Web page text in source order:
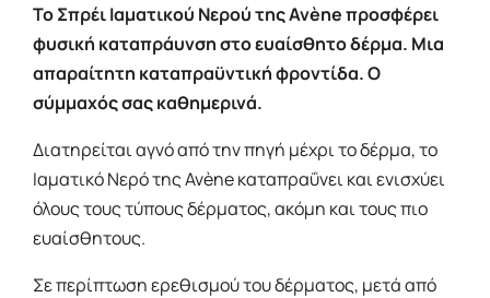
Το Σπρέι Ιαματικού Νερού της Avène προσφέρει
φυσική καταπράυνση στο ευαίσθητο δέρμα. Μια
απαραίτητη καταπραϋντική φροντίδα. Ο
σύμμαχός σας καθημερινά.
Διατηρείται αγνό από την πηγή μέχρι το δέρμα, το
Ιαματικό Νερό της Avène καταπραΰνει και ενισχύει
όλους τους τύπους δέρματος, ακόμη και τους πιο
ευαίσθητους.
Σε περίπτωση ερεθισμού του δέρματος, μετά από